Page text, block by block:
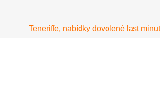
Teneriffe, nabídky dovolené last